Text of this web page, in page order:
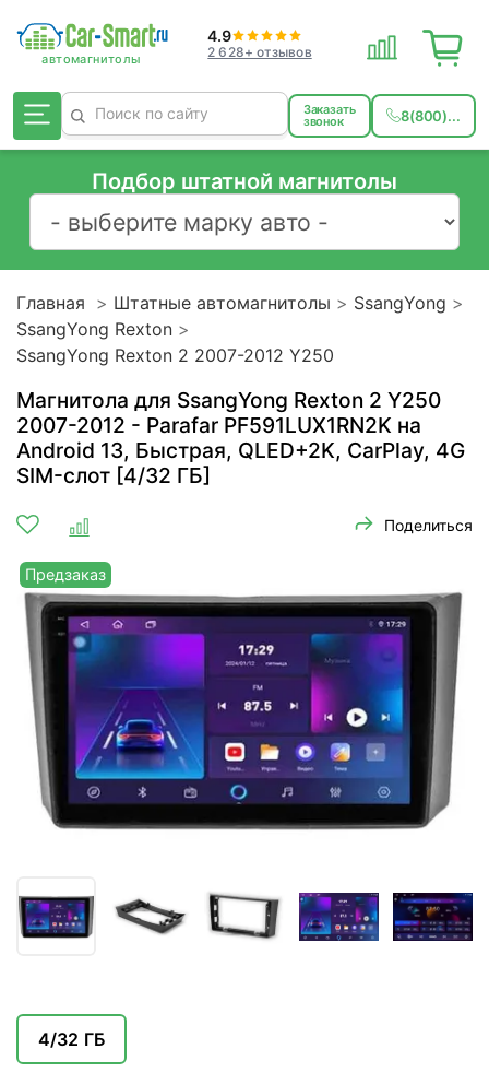
4.9
2 628+ отзывов
Заказать
звонок 8(800)...
Подбор штатной магнитолы
Главная Штатные автомагнитолы
SsangYong
SsangYong Rexton
SsangYong Rexton 2 2007-2012 Y250
Магнитола для SsangYong Rexton 2 Y250
2007-2012 - Parafar PF591LUX1RN2K на
Android 13, Быстрая, QLED+2K, CarPlay, 4G
SIM-слот [4/32 ГБ]
Поделиться
Предзаказ
4/32 ГБ